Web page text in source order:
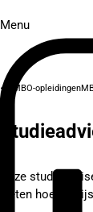
Menu
MBO-opleidingen
Onze
weten hoe je